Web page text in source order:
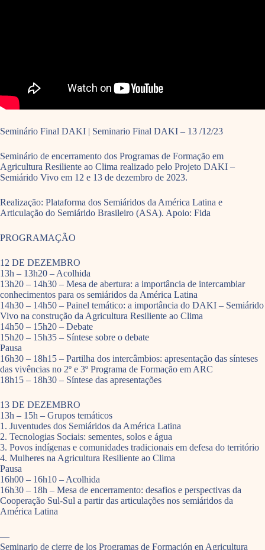
Seminário Final DAKI | Seminario Final DAKI – 13 /12/23
Seminário de encerramento dos Programas de Formação em
Agricultura Resiliente ao Clima realizado pelo Projeto DAKI –
Semiárido Vivo em 12 e 13 de dezembro de 2023.
Realização: Plataforma dos Semiáridos da América Latina e
Articulação do Semiárido Brasileiro (ASA). Apoio: Fida
PROGRAMAÇÃO
12 DE DEZEMBRO
13h – 13h20 – Acolhida
13h20 – 14h30 – Mesa de abertura: a importância de intercambiar
conhecimentos para os semiáridos da América Latina
14h30 – 14h50 – Painel temático: a importância do DAKI – Semiárido
Vivo na construção da Agricultura Resiliente ao Clima
14h50 – 15h20 – Debate
15h20 – 15h35 – Síntese sobre o debate
Pausa
16h30 – 18h15 – Partilha dos intercâmbios: apresentação das sínteses
das vivências no 2º e 3º Programa de Formação em ARC
18h15 – 18h30 – Síntese das apresentações
13 DE DEZEMBRO
13h – 15h – Grupos temáticos
1. Juventudes dos Semiáridos da América Latina
2. Tecnologias Sociais: sementes, solos e água
3. Povos indígenas e comunidades tradicionais em defesa do território
4. Mulheres na Agricultura Resiliente ao Clima
Pausa
16h00 – 16h10 – Acolhida
16h30 – 18h – Mesa de encerramento: desafios e perspectivas da
Cooperação Sul-Sul a partir das articulações nos semiáridos da
América Latina
—
Seminario de cierre de los Programas de Formación en Agricultura